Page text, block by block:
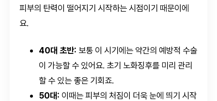
피부의 탄력이 떨어지기 시작하는 시점이기 때문이에
요.
40대 초반: 보통 이 시기에는 약간의 예방적 수술
이 가능할 수 있어요. 초기 노화징후를 미리 관리
할 수 있는 좋은 기회죠.
50대: 이때는 피부의 처짐이 더욱 눈에 띄기 시작